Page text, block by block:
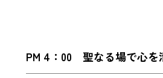
PM 4：00 聖なる場で心を